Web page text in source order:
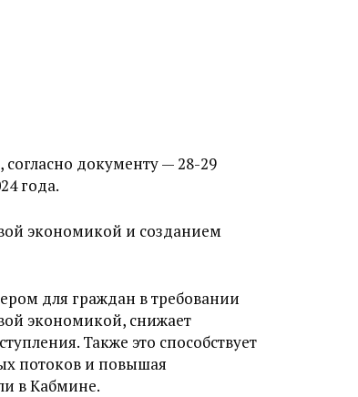
документу — 28-29
года.
экономикой и созданием
для граждан в требовании
экономикой, снижает
Также это способствует
потоков и повышая
в Кабмине.